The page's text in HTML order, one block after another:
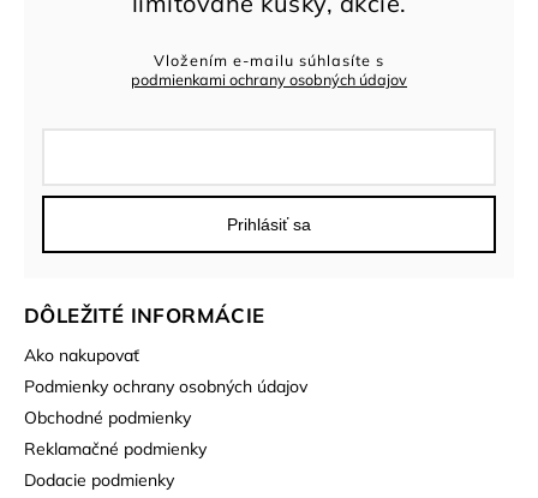
DÔLEŽITÉ INFORMÁCIE
Ako nakupovať
Podmienky ochrany osobných údajov
Obchodné podmienky
Reklamačné podmienky
Dodacie podmienky
Vložením e-mailu súhlasíte s
podmienkami ochrany osobných údajov
Prihlásiť sa